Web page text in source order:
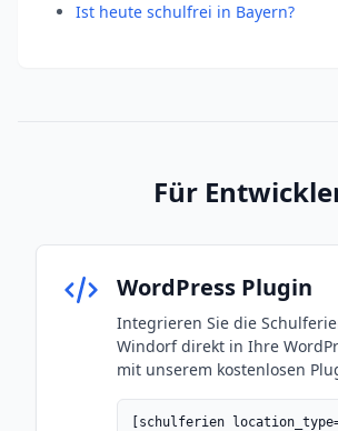
Ist heute schulfrei in Bayern?
Für
WordPress Plugin
Integrieren Sie die
Windorf direkt in Ihre
mit unserem kostenlosen
[schulferien